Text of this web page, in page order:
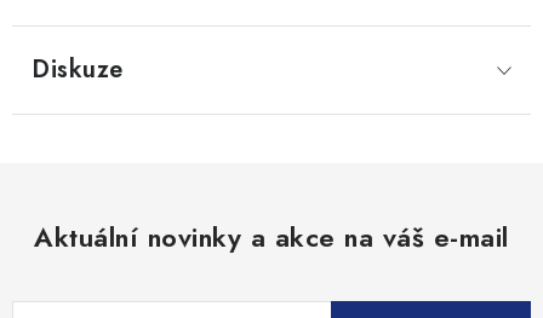
Diskuze
Aktuální novinky a akce na váš e-mail